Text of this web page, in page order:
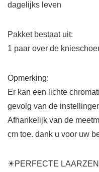
dagelijks leven
Pakket bestaat uit:
1 paar over de
Opmerking:
Er kan een lichte
gevolg van de
Afhankelijk van de
cm toe. dank u voor uw
☀PERFECTE